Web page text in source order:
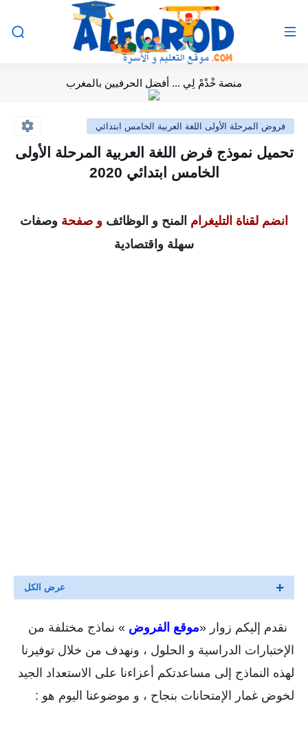
منصة خْدْمْ لِي ... أفضل الحرفيين بالمغرب
فروض المرحلة الأولى اللغة العربية الخامس ابتدائي
تحميل نموذج فرض اللغة العربية المرحلة الأولى
الخامس ابتدائي 2020
انضم لقناة التليغرام المنح و الوظائف و صفحة وصفات
سهلة واقتصادية
نقدم إليكم زوار «موقع الفروض » نماذج مختلفة من
الإختبارات الدراسية و الحلول ، ونهدف من خلال توفيرنا
لهذه النماذج إلى مساعدتكم أعزاءنا على الاستعداد الجيد
لخوض غمار الإمتحانات بنجاح ، و موضوعنا اليوم هو :